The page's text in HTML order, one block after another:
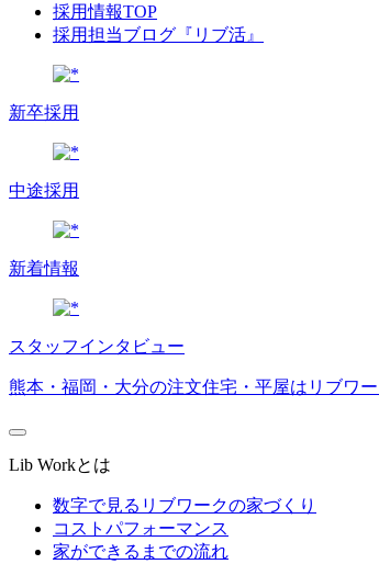
採用情報TOP
採用担当ブログ『リブ活』
新卒採用
中途採用
新着情報
スタッフインタビュー
熊本・福岡・大分の注文住宅・平屋はリブワー
Lib Workとは
数字で見るリブワークの家づくり
コストパフォーマンス
家ができるまでの流れ